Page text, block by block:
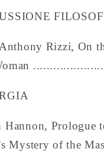
Rizzi, On
Hannon, Prologue
Mystery of the